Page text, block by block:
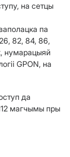
на сетцы
па
82, 84, 86,
нумарацыяй
GPON, на
да
магчымы пры